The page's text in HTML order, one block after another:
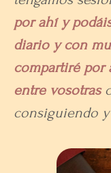
por ahí y
diario y con
compartiré por
entre vosotras
consiguiendo